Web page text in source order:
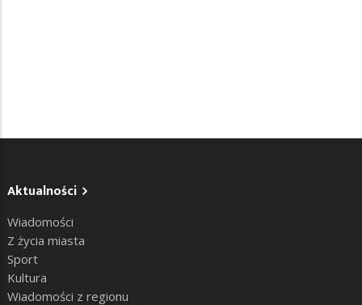
Aktualności
Wiadomości
Z życia miasta
Sport
Kultura
Wiadomości z regionu